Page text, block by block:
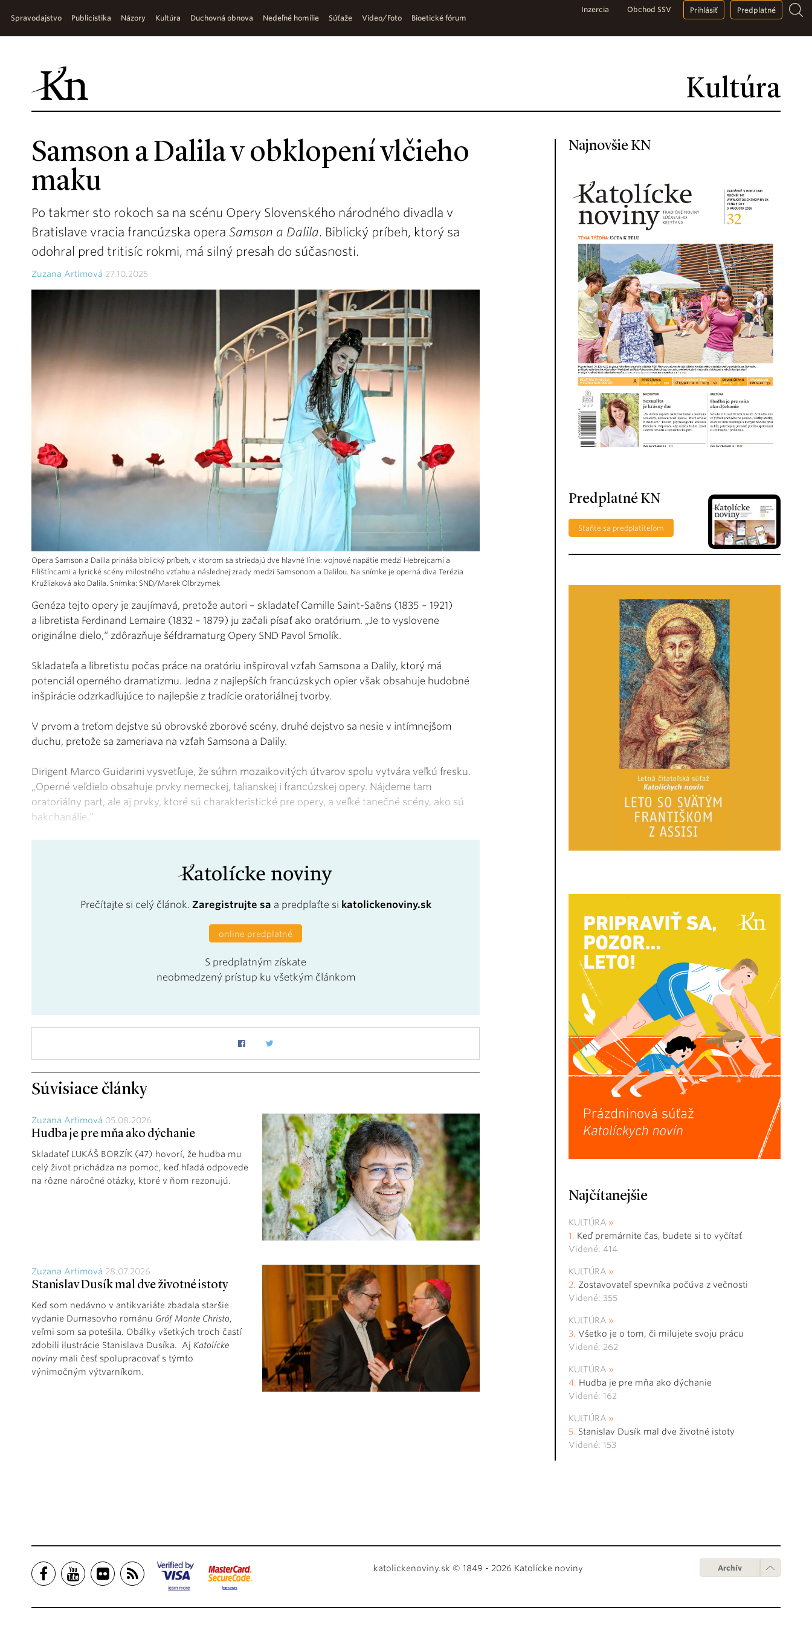
Kultúra
Spravodajstvo Publicistika Názory Kultúra Duchovná obnova Nedeľné homílie Súťaže Video/Foto Bioetické fórum
Inzercia Obchod SSV Prihlásiť Predplatné
Samson a Dalila v obklopení vlčieho
maku
Po takmer sto rokoch sa na scénu Opery Slovenského národného divadla v
Bratislave vracia francúzska opera Samson a Dalila. Biblický príbeh, ktorý sa
odohral pred tritisíc rokmi, má silný presah do súčasnosti.
Zuzana Artimová 27.10.2025
Opera Samson a Dalila prináša biblický príbeh, v ktorom sa striedajú dve hlavné línie: vojnové napätie medzi Hebrejcami a
Filištíncami a lyrické scény milostného vzťahu a následnej zrady medzi Samsonom a Dalilou. Na snímke je operná diva Terézia
Kružliaková ako Dalila. Snímka: SND/Marek Olbrzymek
Genéza tejto opery je zaujímavá, pretože autori – skladateľ Camille Saint-Saëns (1835 – 1921)
a libretista Ferdinand Lemaire (1832 – 1879) ju začali písať ako oratórium. „Je to vyslovene
originálne dielo,“ zdôrazňuje šéfdramaturg Opery SND Pavol Smolík.
Skladateľa a libretistu počas práce na oratóriu inšpiroval vzťah Samsona a Dalily, ktorý má
potenciál operného dramatizmu. Jedna z najlepších francúzskych opier však obsahuje hudobné
inšpirácie odzrkadľujúce to najlepšie z tradície oratoriálnej tvorby.
V prvom a treťom dejstve sú obrovské zborové scény, druhé dejstvo sa nesie v intímnejšom
duchu, pretože sa zameriava na vzťah Samsona a Dalily.
Dirigent Marco Guidarini vysvetľuje, že súhrn mozaikovitých útvarov spolu vytvára veľkú fresku.
„Operné veľdielo obsahuje prvky nemeckej, talianskej i francúzskej opery. Nájdeme tam
oratoriálny part, ale aj prvky, ktoré sú charakteristické pre opery, a veľké tanečné scény, ako sú
bakchanálie.“
Prečítajte si celý článok. Zaregistrujte sa a predplaťte si katolickenoviny.sk
online predplatné
S predplatným získate
neobmedzený prístup ku všetkým článkom
Súvisiace články
Zuzana Artimová 05.08.2026
Hudba je pre mňa ako dýchanie
Skladateľ LUKÁŠ BORZÍK (47) hovorí, že hudba mu
celý život prichádza na pomoc, keď hľadá odpovede
na rôzne náročné otázky, ktoré v ňom rezonujú.
Zuzana Artimová 28.07.2026
Stanislav Dusík mal dve životné istoty
Keď som nedávno v antikvariáte zbadala staršie
vydanie Dumasovho románu Gróf Monte Christo,
veľmi som sa potešila. Obálky všetkých troch častí
zdobili ilustrácie Stanislava Dusíka. Aj Katolícke
noviny mali česť spolupracovať s týmto
výnimočným výtvarníkom.
Najnovšie KN
Predplatné KN
Staňte sa predplatiteľom
Najčítanejšie
KULTÚRA
Keď premárnite čas, budete si to vyčítať
Videné: 414
KULTÚRA
Zostavovateľ spevníka počúva z večnosti
Videné: 355
KULTÚRA
Všetko je o tom, či milujete svoju prácu
Videné: 262
KULTÚRA
Hudba je pre mňa ako dýchanie
Videné: 162
KULTÚRA
Stanislav Dusík mal dve životné istoty
Videné: 153
katolickenoviny.sk © 1849 - 2026 Katolícke noviny Archív